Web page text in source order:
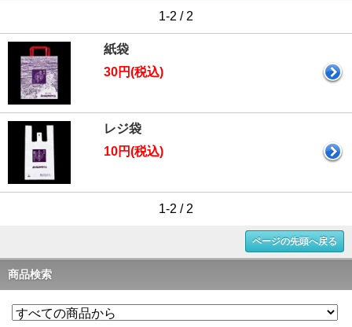
1-2 / 2
紙袋
30円(税込)
レジ袋
10円(税込)
1-2 / 2
ページの先頭へ戻る
商品検索